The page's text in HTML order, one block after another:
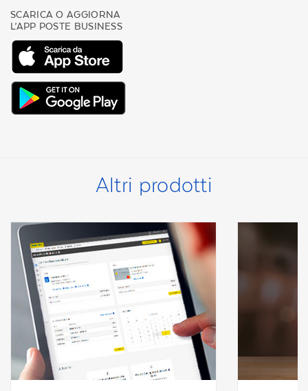
SCARICA O AGGIORNA
L’APP POSTE BUSINESS
Altri prodotti